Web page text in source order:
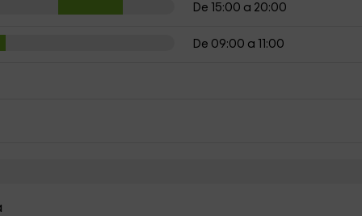
De 15:00 a 20:00
De 09:00 a 11:00